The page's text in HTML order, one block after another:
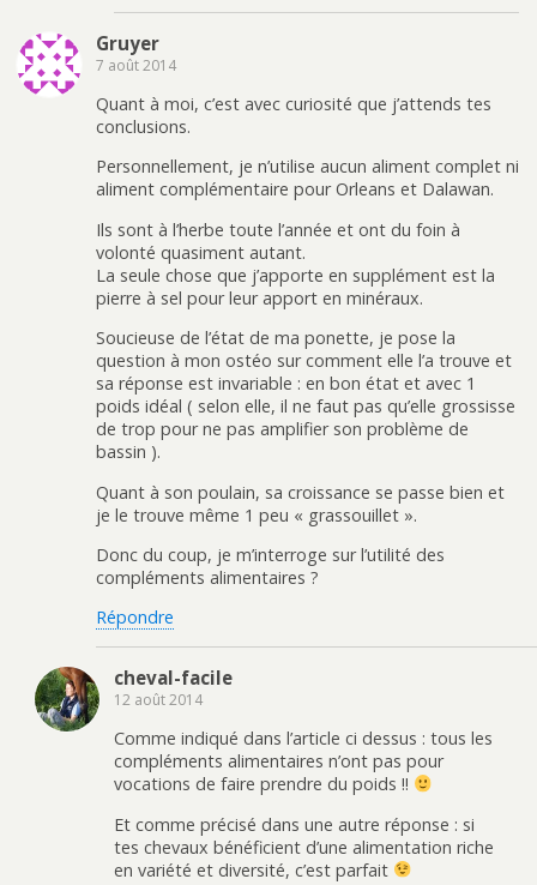
Gruyer
7 août 2014
Quant à moi, c’est avec curiosité que j’attends tes
conclusions.
Personnellement, je n’utilise aucun aliment complet ni
aliment complémentaire pour Orleans et Dalawan.
Ils sont à l’herbe toute l’année et ont du foin à
volonté quasiment autant.
La seule chose que j’apporte en supplément est la
pierre à sel pour leur apport en minéraux.
Soucieuse de l’état de ma ponette, je pose la
question à mon ostéo sur comment elle l’a trouve et
sa réponse est invariable : en bon état et avec 1
poids idéal ( selon elle, il ne faut pas qu’elle grossisse
de trop pour ne pas amplifier son problème de
bassin ).
Quant à son poulain, sa croissance se passe bien et
je le trouve même 1 peu « grassouillet ».
Donc du coup, je m’interroge sur l’utilité des
compléments alimentaires ?
Répondre
cheval-facile
12 août 2014
Comme indiqué dans l’article ci dessus : tous les
compléments alimentaires n’ont pas pour
vocations de faire prendre du poids !!
Et comme précisé dans une autre réponse : si
tes chevaux bénéficient d’une alimentation riche
en variété et diversité, c’est parfait